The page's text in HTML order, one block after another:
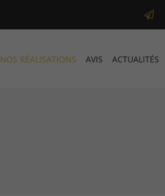
NOS RÉALISATIONS AVIS ACTUALITÉS